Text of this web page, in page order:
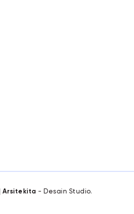
Arsitekita - Desain Studio.